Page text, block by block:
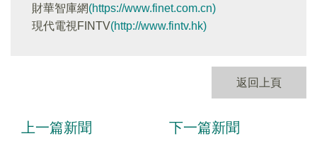
財華智庫網(https://www.finet.com.cn)
現代電視FINTV(http://www.fintv.hk)
返回上頁
上一篇新聞 下一篇新聞